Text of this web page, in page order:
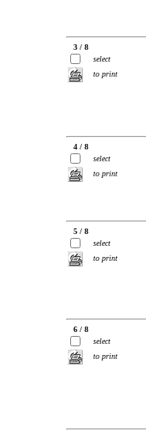
3 / 8
select
to print
4 / 8
select
to print
5 / 8
select
to print
6 / 8
select
to print